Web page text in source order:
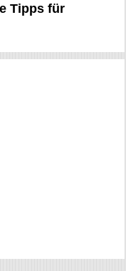
Tipps für